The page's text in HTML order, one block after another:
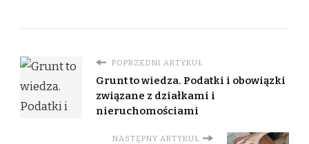
POPRZEDNI ARTYKUŁ
Grunt to wiedza. Podatki i obowiązki
związane z działkami i
nieruchomościami
NASTĘPNY ARTYKUŁ